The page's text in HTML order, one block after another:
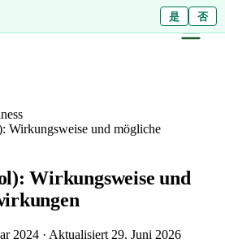
ไม่ใช่
是 否
Wirkungsweise und mögliche
Wirkungsweise und
2024 · Aktualisiert 29. Juni 2026